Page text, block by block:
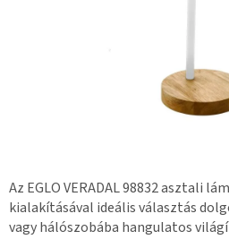
Az EGLO VERADAL 98832 asztali
kialakításával ideális választás
vagy hálószobába hangulatos